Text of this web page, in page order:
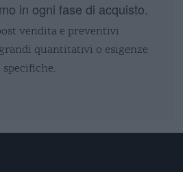
in ogni fase di acquisto.
vendita e preventivi
quantitativi o esigenze
specifiche.